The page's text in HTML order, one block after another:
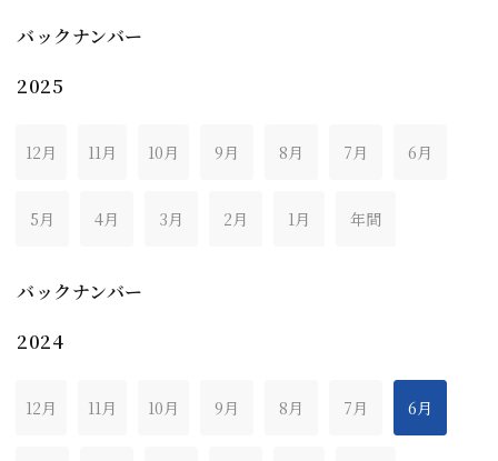
バックナンバー
2025
12月 11月 10月 9月 8月 7月 6月
5月 4月 3月 2月 1月 年間
バックナンバー
2024
12月 11月 10月 9月 8月 7月 6月